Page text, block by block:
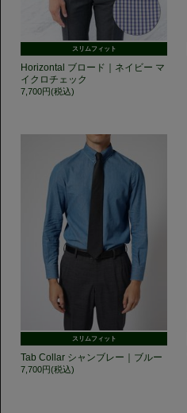
スリムフィット
Horizontal ブロード｜ネイビー マ
イクロチェック
7,700円(税込)
スリムフィット
Tab Collar シャンブレー｜ブルー
7,700円(税込)